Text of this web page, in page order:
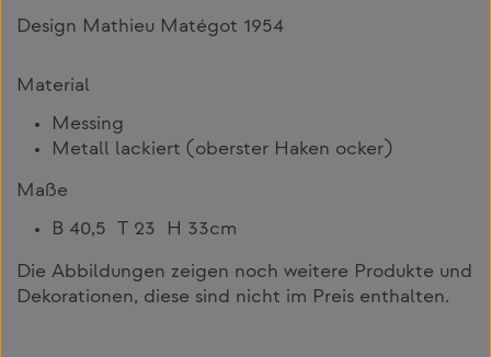
Design Mathieu Matégot 1954
Material
Messing
Metall lackiert (oberster Haken ocker)
Maße
B 40,5 T 23 H 33cm
Die Abbildungen zeigen noch weitere Produkte und
Dekorationen, diese sind nicht im Preis enthalten.